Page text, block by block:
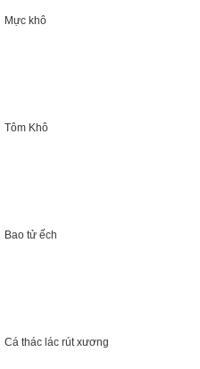
Mực khô
Tôm Khô
Bao tử ếch
Cá thác lác rút xương